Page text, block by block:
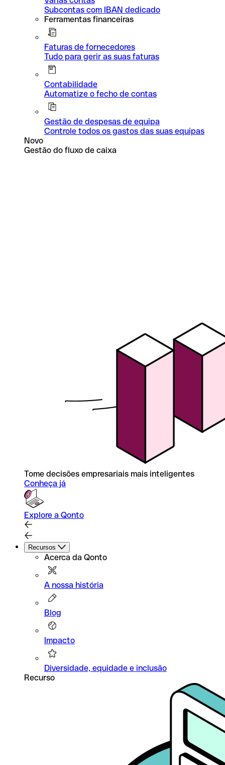
Subcontas com IBAN dedicado
Ferramentas financeiras
Faturas de fornecedores
Tudo para gerir as suas faturas
Contabilidade
Automatize o fecho de contas
Gestão de despesas de equipa
Controle todos os gastos das suas equipas
Novo
Gestão do fluxo de caixa
Tome decisões empresariais mais inteligentes
Conheça já
Explore a Qonto
Recursos
Acerca da Qonto
A nossa história
Blog
Impacto
Diversidade, equidade e inclusão
Recurso